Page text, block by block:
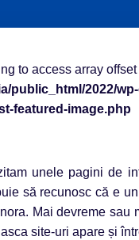
to access array
public_html/2022/
featured-image.php
unele pagini de
să recunosc că e
Mai devreme sau
site-uri apare și